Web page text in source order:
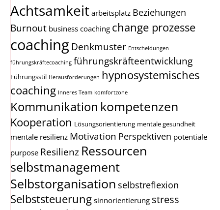
Achtsamkeit arbeitsplatz Beziehungen
Burnout business coaching change prozesse
coachingDenkmuster Entscheidungen
führungskräftecoaching führungskräfteentwicklung
Führungsstil Herausforderungen hypnosystemisches
coaching Inneres Team komfortzone
Kommunikation kompetenzen
Kooperation Lösungsorientierung mentale gesundheit
mentale resilienz Motivation Perspektiven potentiale
purpose Resilienz Ressourcen
selbstmanagement
Selbstorganisation selbstreflexion
Selbststeuerung sinnorientierung stress